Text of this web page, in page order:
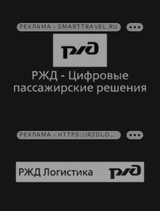
РЕКЛАМА • SMARTTRAVEL.RU
РЕКЛАМА • HTTPS://RZDLOG.RU/